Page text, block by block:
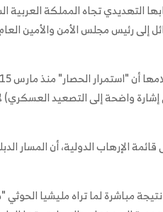
التهديدي تجاه المملكة العربية
إلى رئيس مجلس الأمن والأمين
واضحة إلى التصعيد العسكري)
الإرهاب الدولية، أن المسار
مباشرة لما تراه مليشيا